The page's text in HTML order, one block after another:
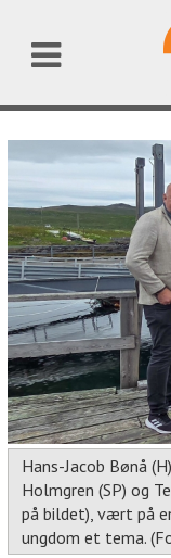
Hans-Jacob Bønå
Holmgren (SP) og
på bildet), vært på
ungdom et tema.